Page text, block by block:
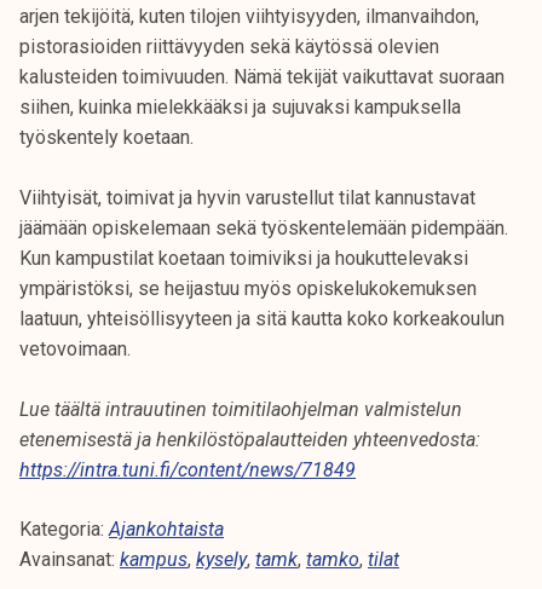
arjen tekijöitä, kuten tilojen viihtyisyyden, ilmanvaihdon,
pistorasioiden riittävyyden sekä käytössä olevien
kalusteiden toimivuuden. Nämä tekijät vaikuttavat suoraan
siihen, kuinka mielekkääksi ja sujuvaksi kampuksella
työskentely koetaan.
Viihtyisät, toimivat ja hyvin varustellut tilat kannustavat
jäämään opiskelemaan sekä työskentelemään pidempään.
Kun kampustilat koetaan toimiviksi ja houkuttelevaksi
ympäristöksi, se heijastuu myös opiskelukokemuksen
laatuun, yhteisöllisyyteen ja sitä kautta koko korkeakoulun
vetovoimaan.
Lue täältä intrauutinen toimitilaohjelman valmistelun
etenemisestä ja henkilöstöpalautteiden yhteenvedosta:
https://intra.tuni.fi/content/news/71849
Kategoria:Ajankohtaista
Avainsanat: kampus, kysely, tamk, tamko, tilat